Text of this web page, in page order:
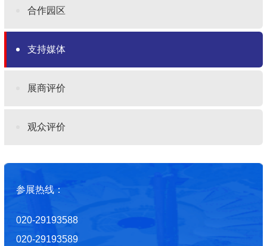
合作园区
支持媒体
展商评价
观众评价
参展热线：
020-29193588
020-29193589